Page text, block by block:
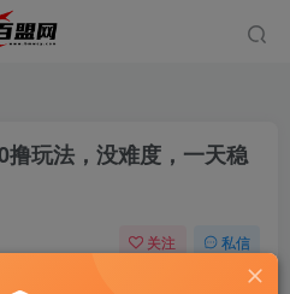
玩法，没难度，一天稳
关注 私信